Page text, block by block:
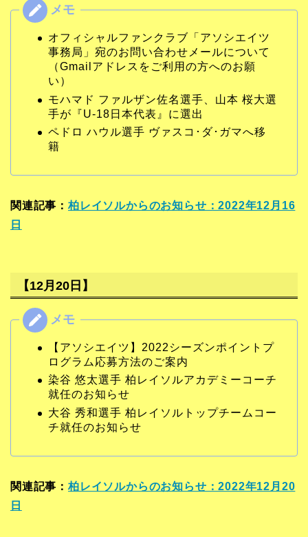
オフィシャルファンクラブ「アソシエイツ
事務局」宛のお問い合わせメールについて
（Gmailアドレスをご利用の方へのお願
い）
モハマド ファルザン佐名選手、山本 桜大選
手が『U-18日本代表』に選出
ペドロ ハウル選手 ヴァスコ･ダ･ガマへ移
籍
関連記事：柏レイソルからのお知らせ：2022年12月16
日
【12月20日】
【アソシエイツ】2022シーズンポイントプ
ログラム応募方法のご案内
染谷 悠太選手 柏レイソルアカデミーコーチ
就任のお知らせ
大谷 秀和選手 柏レイソルトップチームコー
チ就任のお知らせ
関連記事：柏レイソルからのお知らせ：2022年12月20
日